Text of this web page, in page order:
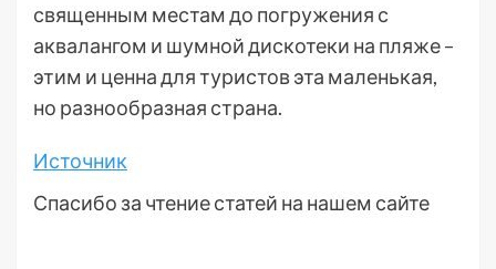
священным местам до погружения с
аквалангом и шумной дискотеки на пляже –
этим и ценна для туристов эта маленькая,
но разнообразная страна.
Источник
Спасибо за чтение статей на нашем сайте